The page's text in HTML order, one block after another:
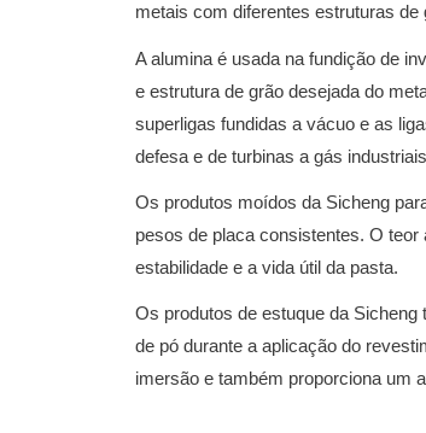
metais com diferentes estruturas de
A alumina é usada na fundição de
e estrutura de grão desejada do
superligas fundidas a vácuo e as
defesa e de turbinas a gás
Os produtos moídos da Sicheng
pesos de placa consistentes. O teor
estabilidade e a vida útil da pasta.
Os produtos de estuque da
de pó durante a aplicação do
imersão e também proporciona um